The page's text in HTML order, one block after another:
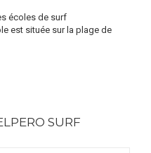
écoles de surf
est située sur la plage de
SURF